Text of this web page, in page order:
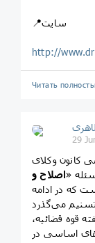
📍سایت
http://
Читать
29
کانون وکلای
«اصلاح و
که در ادامه
قوه قضائیه،
اساسی در